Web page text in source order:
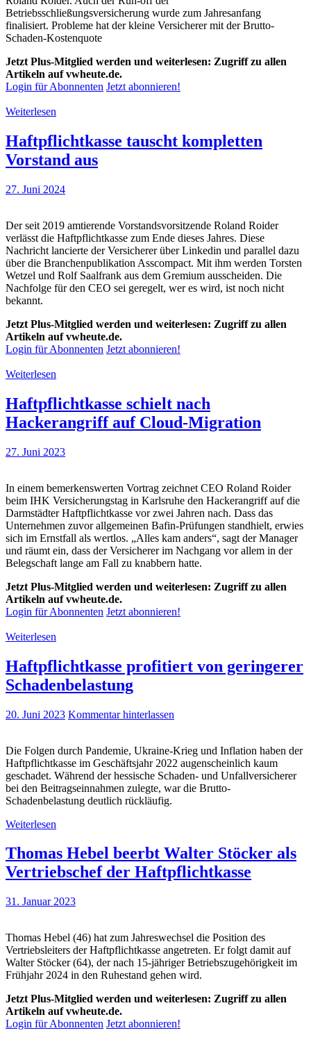
Betriebsschließungsversicherung wurde zum Jahresanfang
finalisiert. Probleme hat der kleine Versicherer mit der Brutto-
Schaden-Kostenquote
Jetzt Plus-Mitglied werden und weiterlesen: Zugriff zu allen
Artikeln auf vwheute.de.
Login für Abonnenten Jetzt abonnieren!
Weiterlesen
Haftpflichtkasse tauscht kompletten
Vorstand aus
27. Juni 2024
Der seit 2019 amtierende Vorstandsvorsitzende Roland Roider
verlässt die Haftpflichtkasse zum Ende dieses Jahres. Diese
Nachricht lancierte der Versicherer über Linkedin und parallel dazu
über die Branchenpublikation Asscompact. Mit ihm werden Torsten
Wetzel und Rolf Saalfrank aus dem Gremium ausscheiden. Die
Nachfolge für den CEO sei geregelt, wer es wird, ist noch nicht
bekannt.
Jetzt Plus-Mitglied werden und weiterlesen: Zugriff zu allen
Artikeln auf vwheute.de.
Login für Abonnenten Jetzt abonnieren!
Weiterlesen
Haftpflichtkasse schielt nach
Hackerangriff auf Cloud-Migration
27. Juni 2023
In einem bemerkenswerten Vortrag zeichnet CEO Roland Roider
beim IHK Versicherungstag in Karlsruhe den Hackerangriff auf die
Darmstädter Haftpflichtkasse vor zwei Jahren nach. Dass das
Unternehmen zuvor allgemeinen Bafin-Prüfungen standhielt, erwies
sich im Ernstfall als wertlos. „Alles kam anders“, sagt der Manager
und räumt ein, dass der Versicherer im Nachgang vor allem in der
Belegschaft lange am Fall zu knabbern hatte.
Jetzt Plus-Mitglied werden und weiterlesen: Zugriff zu allen
Artikeln auf vwheute.de.
Login für Abonnenten Jetzt abonnieren!
Weiterlesen
Haftpflichtkasse profitiert von geringerer
Schadenbelastung
20. Juni 2023 Kommentar hinterlassen
Die Folgen durch Pandemie, Ukraine-Krieg und Inflation haben der
Haftpflichtkasse im Geschäftsjahr 2022 augenscheinlich kaum
geschadet. Während der hessische Schaden- und Unfallversicherer
bei den Beitragseinnahmen zulegte, war die Brutto-
Schadenbelastung deutlich rückläufig.
Weiterlesen
Thomas Hebel beerbt Walter Stöcker als
Vertriebschef der Haftpflichtkasse
31. Januar 2023
Thomas Hebel (46) hat zum Jahreswechsel die Position des
Vertriebsleiters der Haftpflichtkasse angetreten. Er folgt damit auf
Walter Stöcker (64), der nach 15-jähriger Betriebszugehörigkeit im
Frühjahr 2024 in den Ruhestand gehen wird.
Jetzt Plus-Mitglied werden und weiterlesen: Zugriff zu allen
Artikeln auf vwheute.de.
Login für Abonnenten Jetzt abonnieren!